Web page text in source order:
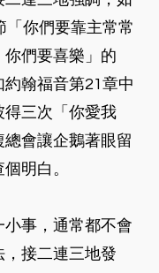
「你們要靠主常常
們要喜樂」的
約翰福音第21章中
得三次「你愛我
會讓企鵝著眼留
明白。
事，通常都不會
，接二連三地發